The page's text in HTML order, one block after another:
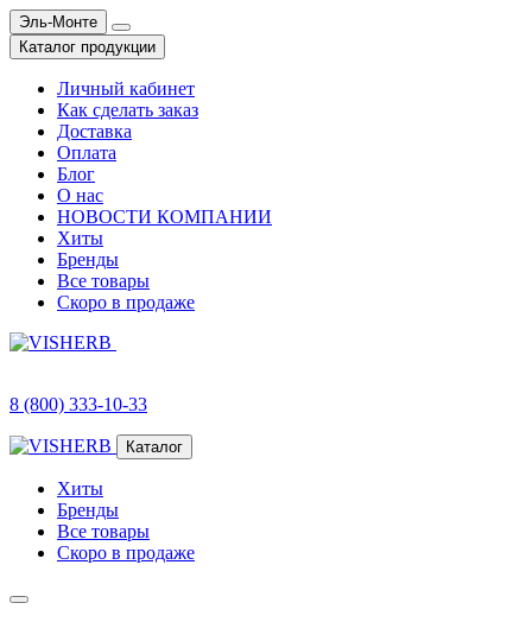
Эль-Монте
Каталог продукции
Личный кабинет
Как сделать заказ
Доставка
Оплата
Блог
О нас
НОВОСТИ КОМПАНИИ
Хиты
Бренды
Все товары
Скоро в продаже
8 (800) 333-10-33
Каталог
Хиты
Бренды
Все товары
Скоро в продаже